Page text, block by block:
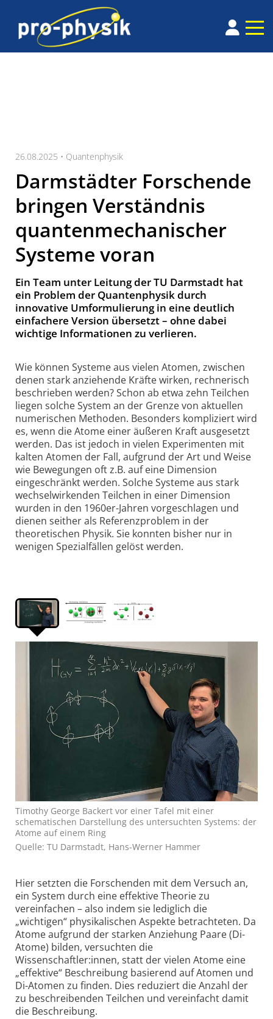
26.08.2025 • Quantenphysik
Darmstädter Forschende
bringen Verständnis
quantenmechanischer
Systeme voran
Ein Team unter Leitung der TU Darmstadt hat
ein Problem der Quantenphysik durch
innovative Umformulierung in eine deutlich
einfachere Version übersetzt – ohne dabei
wichtige Informationen zu verlieren.
Wie können Systeme aus vielen Atomen, zwischen
denen stark anziehende Kräfte wirken, rechnerisch
beschrieben werden? Schon ab etwa zehn Teilchen
liegen solche System an der Grenze von aktuellen
numerischen Methoden. Besonders kompliziert wird
es, wenn die Atome einer äußeren Kraft ausgesetzt
werden. Das ist jedoch in vielen Experimenten mit
kalten Atomen der Fall, aufgrund der Art und Weise
wie Bewegungen oft z.B. auf eine Dimension
eingeschränkt werden. Solche Systeme aus stark
wechselwirkenden Teilchen in einer Dimension
wurden in den 1960er-Jahren vorgeschlagen und
dienen seither als Referenzproblem in der
theoretischen Physik. Sie konnten bisher nur in
wenigen Spezialfällen gelöst werden.
Timothy George Backert vor einer Tafel mit einer
schematischen Darstellung des untersuchten Systems: der
Atome auf einem Ring
Quelle: TU Darmstadt, Hans-Werner Hammer
Hier setzten die Forschenden mit dem Versuch an,
ein System durch eine effektive Theorie zu
vereinfachen – also indem sie lediglich die
„wichtigen“ physikalischen Aspekte betrachteten. Da
Atome aufgrund der starken Anziehung Paare (Di-
Atome) bilden, versuchten die
Wissenschaftler:innen, statt der vielen Atome eine
„effektive“ Beschreibung basierend auf Atomen und
Di-Atomen zu finden. Dies reduziert die Anzahl der
zu beschreibenden Teilchen und vereinfacht damit
die Beschreibung.